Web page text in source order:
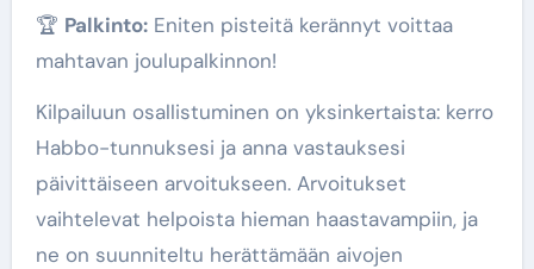
🏆 Palkinto:Eniten pisteitä kerännyt voittaa
mahtavan joulupalkinnon!
Kilpailuun osallistuminen on yksinkertaista: kerro
Habbo-tunnuksesi ja anna vastauksesi
päivittäiseen arvoitukseen. Arvoitukset
vaihtelevat helpoista hieman haastavampiin, ja
ne on suunniteltu herättämään aivojen